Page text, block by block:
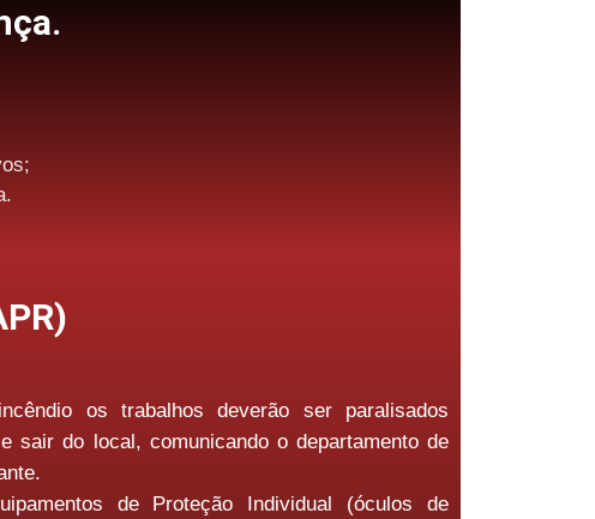
os trabalhos deverão ser paralisados
sair do local, comunicando o departamento de
de Proteção Individual (óculos de